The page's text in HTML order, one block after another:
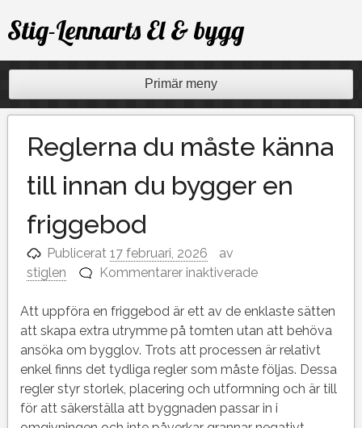
Hoppa
till
innehåll
Stig-Lennarts El & bygg
Primär meny
Reglerna du måste känna
till innan du bygger en
friggebod
Publicerat17 februari, 2026
av
stiglen
Kommentarer inaktiveradeför
du
måste
känna
till
innan
du
Att uppföra en friggebod är ett av de enklaste sätten
att skapa extra utrymme på tomten utan att behöva
ansöka om bygglov. Trots att processen är relativt
enkel finns det tydliga regler som måste följas. Dessa
regler styr storlek, placering och utformning och är till
för att säkerställa att byggnaden passar in i